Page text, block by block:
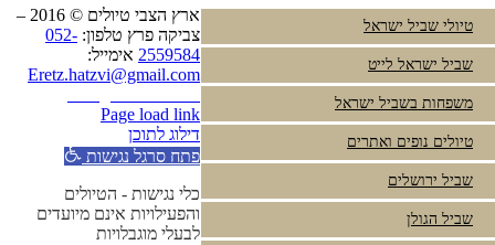
טיולי שביל ישראל
שביל ישראל לייט
משפחות בשביל ישראל
טיולים נופים ואתרים
שביל ירושלים
שביל הגולן
ארץ הצבי טיולים © 2016 –
צביקה פרץ טלפון: 052-
2559584 אימייל:
Eretz.hatzvi@gmail.com
Page load link
דילוג לתוכן
פתח סרגל נגישות
כלי נגישות - הטיולים
והפעילויות אינם מיועדים
לבעלי מוגבלויות